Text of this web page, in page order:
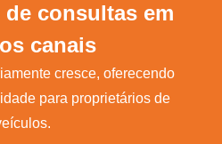
de consultas em
canais
cresce, oferecendo
para proprietários de